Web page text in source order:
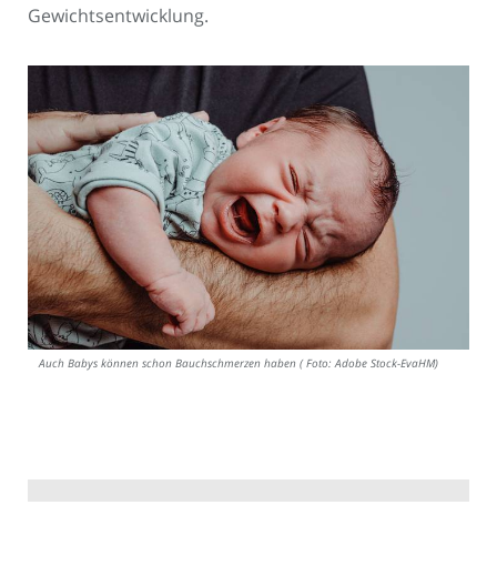
Gewichtsentwicklung.
Auch Babys können schon Bauchschmerzen haben ( Foto: Adobe Stock-EvaHM)